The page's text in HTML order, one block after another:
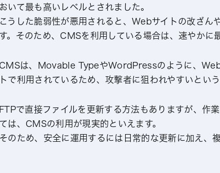
おいて最も高いレベルとされました。
こうした脆弱性が悪用されると、Webサイトの改ざん
す。そのため、CMSを利用している場合は、速やかに
CMSは、Movable TypeやWordPressのように、Web
トで利用されているため、攻撃者に狙われやすいとい
FTPで直接ファイルを更新する方法もありますが、作
ては、CMSの利用が現実的といえます。
そのため、安全に運用するには日常的な更新に加え、